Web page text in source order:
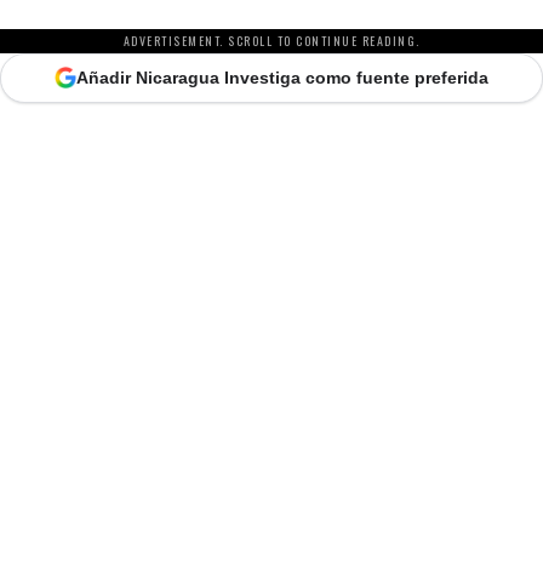
ADVERTISEMENT. SCROLL TO CONTINUE READING.
Añadir Nicaragua Investiga como fuente preferida